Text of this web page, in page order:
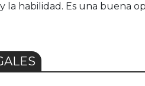
la habilidad. Es una buena